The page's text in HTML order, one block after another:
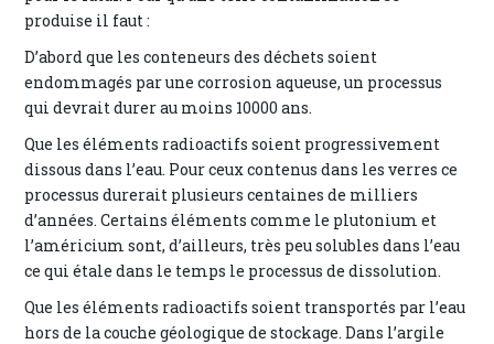
produise il faut :
D’abord que les conteneurs des déchets soient
endommagés par une corrosion aqueuse, un processus
qui devrait durer au moins 10000 ans.
Que les éléments radioactifs soient progressivement
dissous dans l’eau. Pour ceux contenus dans les verres ce
processus durerait plusieurs centaines de milliers
d’années. Certains éléments comme le plutonium et
l’américium sont, d’ailleurs, très peu solubles dans l’eau
ce qui étale dans le temps le processus de dissolution.
Que les éléments radioactifs soient transportés par l’eau
hors de la couche géologique de stockage. Dans l’argile